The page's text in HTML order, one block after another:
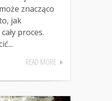
znacząco
jak
proces.
READ MORE